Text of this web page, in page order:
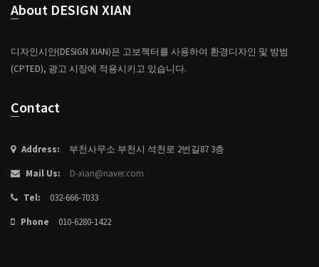
About DESIGN XIAN
디자인시안(DESIGN XIAN)은 고보젝터를 사용하여 환경디자인 및 방범
(CPTED), 광고 시장에 적용시키고 있습니다.
Contact
Address:
부천사무소 부천시 석천로 2번길87 3층
Mail Us:
D-xian@naver.com
Tel:
032-666-7033
Phone
010-6280-1422